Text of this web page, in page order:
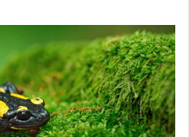
pravila, lahko tudi kot
in močne rastline kar doma.